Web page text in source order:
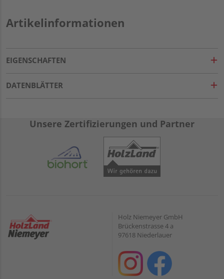
Artikelinformationen
EIGENSCHAFTEN
DATENBLÄTTER
Unsere Zertifizierungen und Partner
Holz Niemeyer GmbH
Brückenstrasse 4 a
97618 Niederlauer